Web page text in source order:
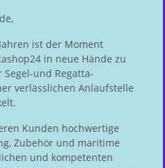
ist der Moment
in neue Hände zu
und Regatta-
verlässlichen Anlaufstelle
Kunden hochwertige
Zubehör und maritime
und kompetenten